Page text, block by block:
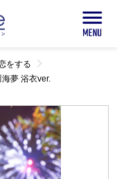
をする chevron_right
夢 浴衣ver.